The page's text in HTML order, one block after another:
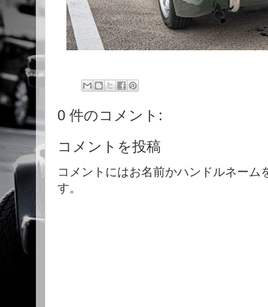
0 件のコメント:
コメントを投稿
コメントにはお名前かハンドルネー
す。